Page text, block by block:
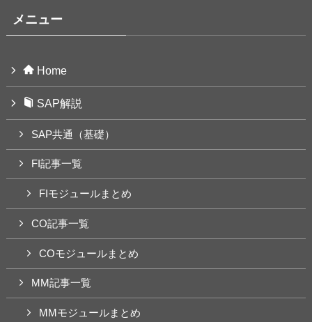
メニュー
Home
SAP解説
SAP共通（基礎）
FI記事一覧
FIモジュールまとめ
CO記事一覧
COモジュールまとめ
MM記事一覧
MMモジュールまとめ